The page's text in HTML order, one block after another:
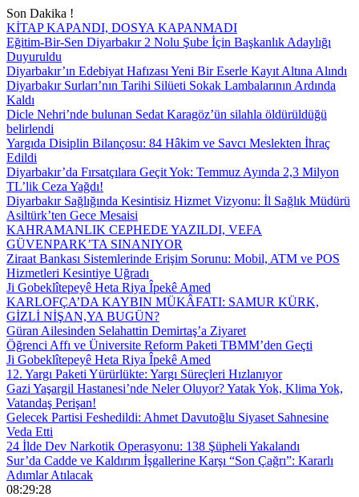
Son Dakika !
KİTAP KAPANDI, DOSYA KAPANMADI
Eğitim-Bir-Sen Diyarbakır 2 Nolu Şube İçin Başkanlık Adaylığı
Duyuruldu
Diyarbakır’ın Edebiyat Hafızası Yeni Bir Eserle Kayıt Altına Alındı
Diyarbakır Surları’nın Tarihi Silüeti Sokak Lambalarının Ardında
Kaldı
Dicle Nehri’nde bulunan Sedat Karagöz’ün silahla öldürüldüğü
belirlendi
Yargıda Disiplin Bilançosu: 84 Hâkim ve Savcı Meslekten İhraç
Edildi
Diyarbakır’da Fırsatçılara Geçit Yok: Temmuz Ayında 2,3 Milyon
TL’lik Ceza Yağdı!
Diyarbakır Sağlığında Kesintisiz Hizmet Vizyonu: İl Sağlık Müdürü
Asiltürk’ten Gece Mesaisi
KAHRAMANLIK CEPHEDE YAZILDI, VEFA
GÜVENPARK’TA SINANIYOR
Ziraat Bankası Sistemlerinde Erişim Sorunu: Mobil, ATM ve POS
Hizmetleri Kesintiye Uğradı
Ji Gobeklîtepeyê Heta Riya Îpekê Amed
KARLOFÇA’DA KAYBIN MÜKÂFATI: SAMUR KÜRK,
GİZLİ NİŞAN,YA BUGÜN?
Güran Ailesinden Selahattin Demirtaş’a Ziyaret
Öğrenci Affı ve Üniversite Reform Paketi TBMM’den Geçti
Ji Gobeklîtepeyê Heta Riya Îpekê Amed
12. Yargı Paketi Yürürlükte: Yargı Süreçleri Hızlanıyor
Gazi Yaşargil Hastanesi’nde Neler Oluyor? Yatak Yok, Klima Yok,
Vatandaş Perişan!
Gelecek Partisi Feshedildi: Ahmet Davutoğlu Siyaset Sahnesine
Veda Etti
24 İlde Dev Narkotik Operasyonu: 138 Şüpheli Yakalandı
Sur’da Cadde ve Kaldırım İşgallerine Karşı “Son Çağrı”: Kararlı
Adımlar Atılacak
08:29:29